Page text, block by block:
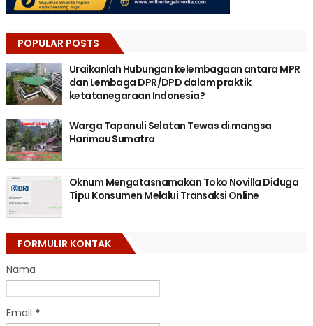
POPULAR POSTS
Uraikanlah Hubungan kelembagaan antara MPR
dan Lembaga DPR/DPD dalam praktik
ketatanegaraan Indonesia?
Warga Tapanuli Selatan Tewas di mangsa
Harimau Sumatra
Oknum Mengatasnamakan Toko Novilla Diduga
Tipu Konsumen Melalui Transaksi Online
FORMULIR KONTAK
Nama
Email *